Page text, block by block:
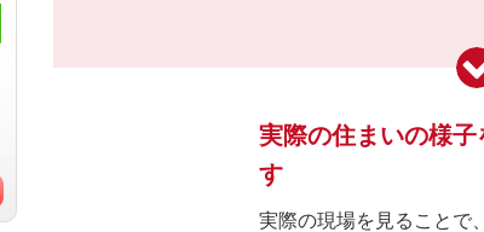
実際の住まいの様子
す
実際の現場を見ることで